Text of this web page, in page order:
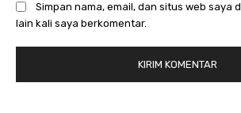
Simpan nama, email, dan situs web saya
lain kali saya berkomentar.